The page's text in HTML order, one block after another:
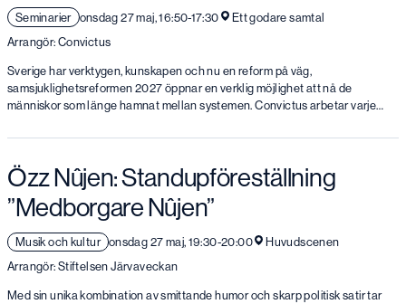
Seminarier onsdag 27 maj, 16:50-17:30
Ett godare samtal
Arrangör: Convictus
Sverige har verktygen, kunskapen och nu en reform på väg,
samsjuklighetsreformen 2027 öppnar en verklig möjlighet att nå de
människor som länge hamnat mellan systemen. Convictus arbetar varje…
Özz Nûjen: Standupföreställning
”Medborgare Nûjen”
Musik och kultur onsdag 27 maj, 19:30-20:00
Huvudscenen
Arrangör: Stiftelsen Järvaveckan
Med sin unika kombination av smittande humor och skarp politisk satir tar